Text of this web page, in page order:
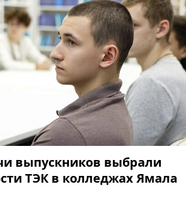
выпускников выбрали
ТЭК в колледжах Ямала